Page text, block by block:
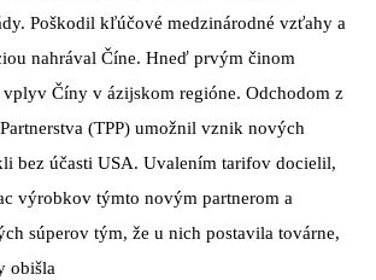
Poškodil kľúčové medzinárodné vzťahy a
nahrával Číne. Hneď prvým činom
Číny v ázijskom regióne. Odchodom z
(TPP) umožnil vznik nových
bez účasti USA. Uvalením tarifov docielil,
výrobkov týmto novým partnerom a
súperov tým, že u nich postavila továrne,
obišla